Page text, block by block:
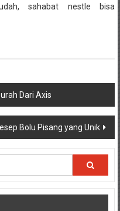
sahabat nestle
bisa
Dari Axis
Bolu Pisang yang Unik